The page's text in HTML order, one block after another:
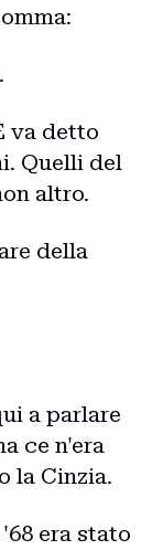
va detto
Quelli del
altro.
della
a parlare
ce n'era
la Cinzia.
era stato